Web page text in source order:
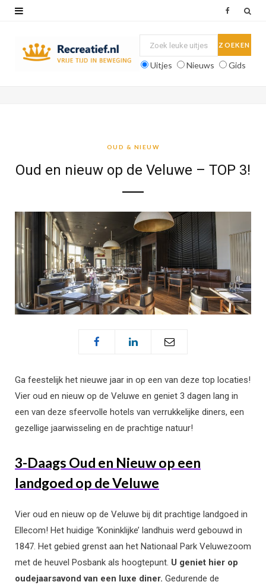
Uitjes Nieuws Gids
OUD & NIEUW
Oud en nieuw op de Veluwe – TOP 3!
Ga feestelijk het nieuwe jaar in op een van deze top locaties!
Vier oud en nieuw op de Veluwe en geniet 3 dagen lang in
een van deze sfeervolle hotels van verrukkelijke diners, een
gezellige jaarwisseling en de prachtige natuur!
3-Daags Oud en Nieuw op een
landgoed op de Veluwe
Vier oud en nieuw op de Veluwe bij dit prachtige landgoed in
Ellecom! Het huidige ‘Koninklijke’ landhuis werd gebouwd in
1847. Het gebied grenst aan het Nationaal Park Veluwezoom
met de heuvel Posbank als hoogtepunt. U geniet hier op
oudejaarsavond van een luxe diner. Gedurende de